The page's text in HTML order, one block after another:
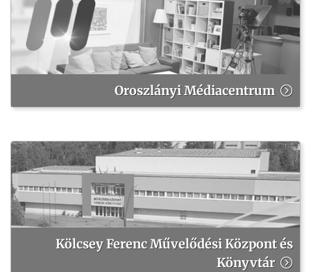
Oroszlányi Médiacentrum
Kölcsey Ferenc Művelődési Központ és
Könyvtár